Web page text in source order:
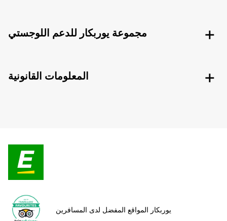
مجموعة يوربكار للدعم اللوجستي
المعلومات القانونية
يوربكار المواقع المفضل لدى المسافرين